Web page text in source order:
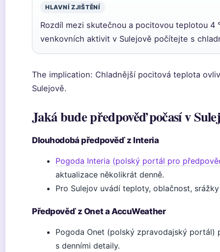
HLAVNÍ ZJIŠTĚNÍ
Rozdíl mezi skutečnou a pocitovou teplotou 4
venkovních aktivit v Sulejově počítejte s
The implication: Chladnější pocitová teplota
Sulejově.
Jaká bude předpověď počasí v
Dlouhodobá předpověď z Interia
Pogoda Interia (polský portál pro
aktualizace několikrát denně.
Pro Sulejov uvádí teploty, oblačnost,
Předpověď z Onet a AccuWeather
Pogoda Onet (polský zpravodajský portál)
s denními detaily.